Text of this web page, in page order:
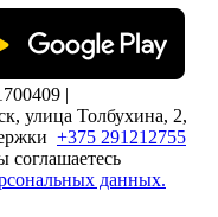
|
улица Толбухина, 2,
+375 291212755
соглашаетесь
данных.